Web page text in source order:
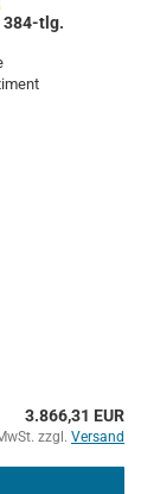
384-​tlg.
3.866,31 EUR
zzgl. Versand